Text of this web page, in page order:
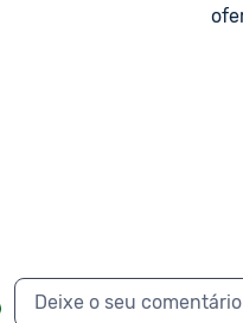
Deixe o seu comentário